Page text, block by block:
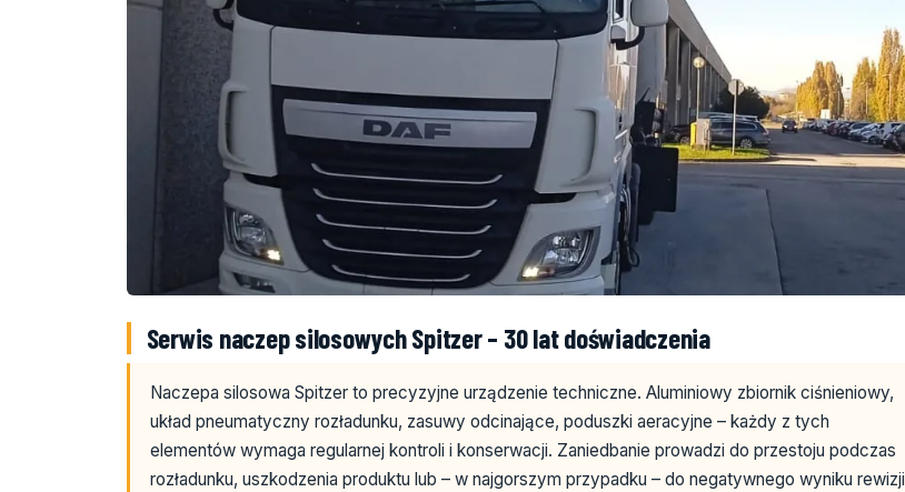
Serwis naczep silosowych Spitzer – 30 lat doświadczenia
Naczepa silosowa Spitzer to precyzyjne urządzenie techniczne. Aluminiowy zbiornik ciśnieniowy,
układ pneumatyczny rozładunku, zasuwy odcinające, poduszki aeracyjne – każdy z tych
elementów wymaga regularnej kontroli i konserwacji. Zaniedbanie prowadzi do przestoju podczas
rozładunku, uszkodzenia produktu lub – w najgorszym przypadku – do negatywnego wyniku rewizji